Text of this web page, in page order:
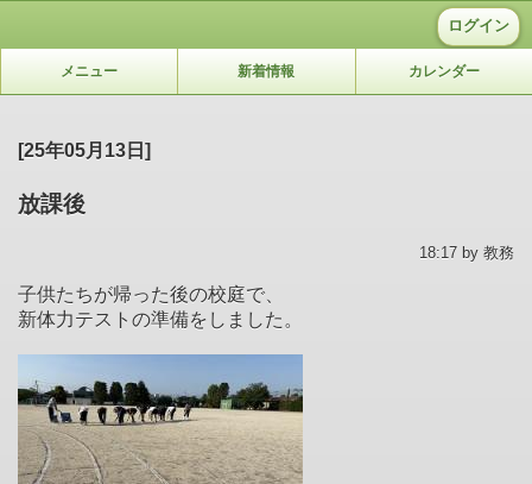
ログイン
メニュー 新着情報 カレンダー
[25年05月13日]
放課後
18:17 by 教務
子供たちが帰った後の校庭で、
新体力テストの準備をしました。